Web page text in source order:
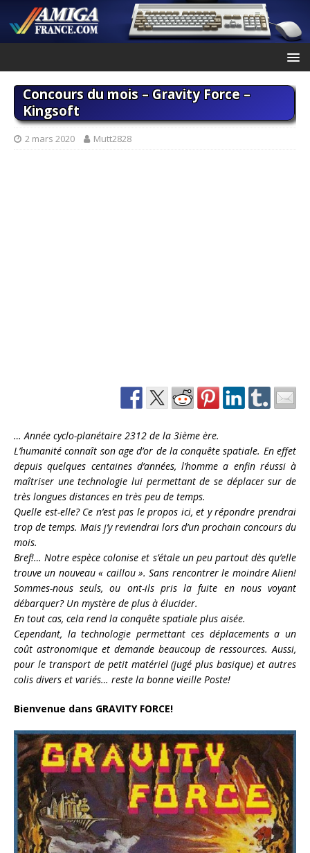
Concours du mois – Gravity Force –
Kingsoft
2 mars 2020 Mutt2828
… Année cyclo-planétaire 2312 de la 3ième ère.
L’humanité connaît son age d’or de la conquête spatiale. En effet
depuis quelques centaines d’années, l’homme a enfin réussi à
maîtriser une technologie lui permettant de se déplacer sur de
très longues distances en très peu de temps.
Quelle est-elle? Ce n’est pas le propos ici, et y répondre prendrai
trop de temps. Mais j’y reviendrai lors d’un prochain concours du
mois.
Bref!… Notre espèce colonise et s’étale un peu partout dès qu’elle
trouve un nouveau « caillou ». Sans rencontrer le moindre Alien!
Sommes-nous seuls, ou ont-ils pris la fuite en nous voyant
débarquer? Un mystère de plus à élucider.
En tout cas, cela rend la conquête spatiale plus aisée.
Cependant, la technologie permettant ces déplacements a un
coût astronomique et demande beaucoup de ressources. Aussi,
pour le transport de petit matériel (jugé plus basique) et autres
colis divers et variés… reste la bonne vieille Poste!
Bienvenue dans GRAVITY FORCE!